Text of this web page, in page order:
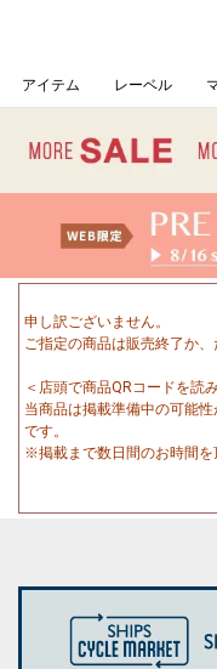
アイテム レーベル
申し訳ございません。
ご指定の商品は販売終了か
＜店頭で商品QRコードを読
当商品は掲載準備中の可能
です。
※掲載まで数日間のお時間を